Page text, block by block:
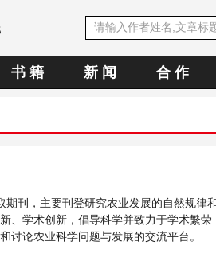
书 籍 新 闻 合 作
期刊，主要刊登研究农业发展的自然规律
、学术创新，倡导科学并致力于学术繁荣
讨论农业科学问题与发展的交流平台。